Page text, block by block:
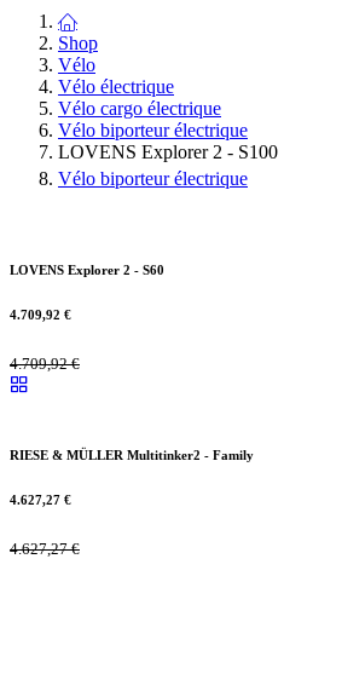
Shop
Vélo
Vélo électrique
Vélo cargo électrique
Vélo biporteur électrique
LOVENS Explorer 2 - S100
Vélo biporteur électrique
LOVENS Explorer 2 - S60
4.709,92 €
4.709,92€
RIESE & MÜLLER Multitinker2 - Family
4.627,27 €
4.627,27€